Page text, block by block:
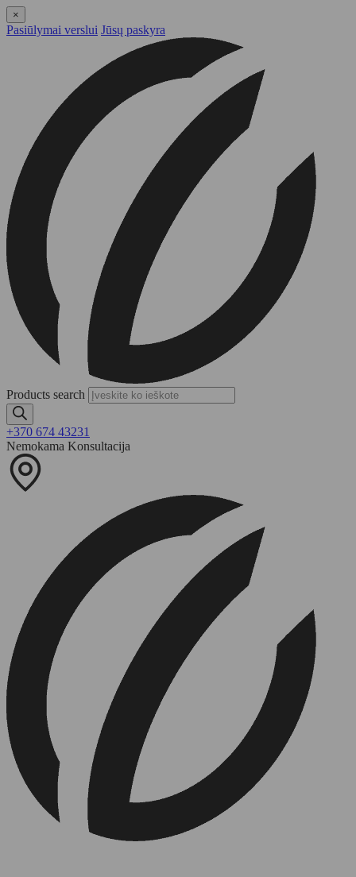
×
Pasiūlymai verslui Jūsų paskyra
Products search
+370 674 43231
Nemokama Konsultacija